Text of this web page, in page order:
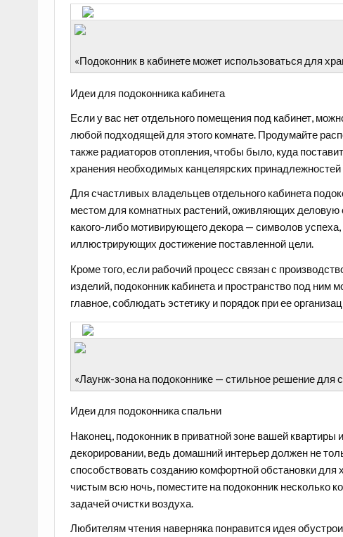
«Подоконник в кабинете может использоваться для
Идеи для подоконника кабинета
Если у вас нет отдельного помещения под кабинет,
любой подходящей для этого комнате. Продумайте
также радиаторов отопления, чтобы было, куда
хранения необходимых канцелярских
Для счастливых владельцев отдельного кабинета
местом для комнатных растений, оживляющих деловую
какого-либо мотивирующего декора — символов
иллюстрирующих достижение поставленной цели.
Кроме того, если рабочий процесс связан с
изделий, подоконник кабинета и пространство под ним
главное, соблюдать эстетику и порядок при ее
«Лаунж-зона на подоконнике — стильное решение для
Идеи для подоконника спальни
Наконец, подоконник в приватной зоне вашей
декорировании, ведь домашний интерьер должен не
способствовать созданию комфортной обстановки
чистым всю ночь, поместите на подоконник несколько
задачей очистки воздуха.
Любителям чтения наверняка понравится идея